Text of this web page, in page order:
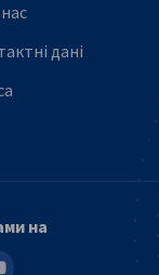
дані
на